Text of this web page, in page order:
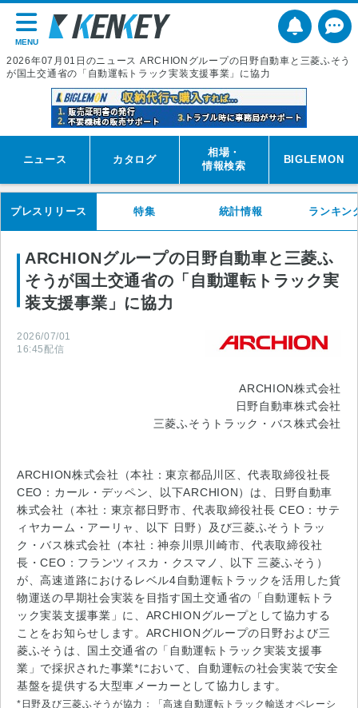
MENU
2026年07月01日のニュース ARCHIONグループの日野自動車と三菱ふそう
が国土交通省の「自動運転トラック実装支援事業」に協力
ニュース カタログ
相場・
情報検索
BIGLEMON
プレスリリース 特集 統計情報 ランキン
ARCHIONグループの日野自動車と三菱ふ
そうが国土交通省の「自動運転トラック実
装支援事業」に協力
2026/07/01
16:45 配信
ARCHION株式会社
日野自動車株式会社
三菱ふそうトラック・バス株式会社
ARCHION株式会社（本社：東京都品川区、代表取締役社長
CEO：カール・デッペン、以下ARCHION）は、日野自動車
株式会社（本社：東京都日野市、代表取締役社長 CEO：サテ
ィヤカーム・アーリャ、以下 日野）及び三菱ふそうトラッ
ク・バス株式会社（本社：神奈川県川崎市、代表取締役社
長・CEO：フランツィスカ・クスマノ、以下 三菱ふそう）
が、高速道路におけるレベル4自動運転トラックを活用した貨
物運送の早期社会実装を目指す国土交通省の「自動運転トラ
ック実装支援事業」に、ARCHIONグループとして協力する
ことをお知らせします。ARCHIONグループの日野および三
菱ふそうは、国土交通省の「自動運転トラック実装支援事
業」で採択された事業*において、自動運転の社会実装で安全
基盤を提供する大型車メーカーとして協力します。
*日野及び三菱ふそうが協力：「高速自動運転トラック輸送オペレーシ